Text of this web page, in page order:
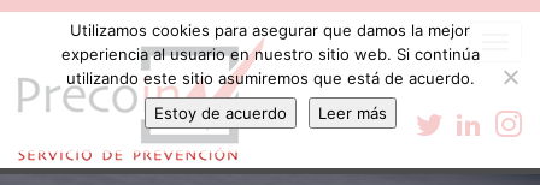
Utilizamos cookies para asegurar que damos la mejor
experiencia al usuario en nuestro sitio web. Si continúa
utilizando este sitio asumiremos que está de acuerdo.
Estoy de acuerdo
Leer más